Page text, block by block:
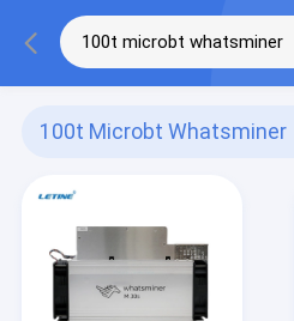
100t Microbt Whatsminer